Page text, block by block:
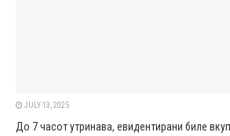
JULY 13, 2025
До 7 часот утринава, евидентирани биле